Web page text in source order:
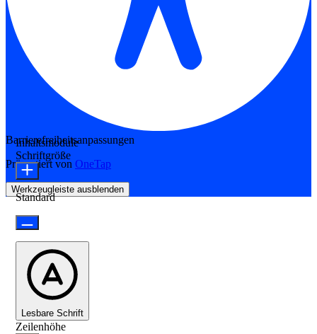
Barrierefreiheitsanpassungen
Präsentiert von OneTap
Werkzeugleiste ausblenden
Inhaltsmodule
Schriftgröße
Standard
Lesbare Schrift
Zeilenhöhe